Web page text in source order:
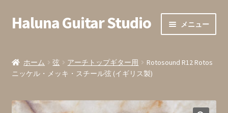
ナ
ビ
ー
シ
へ
コ
ン
ン
ツ
キ
Haluna Guitar Studio メニュー
会員登録
全ての商品
ホーム 弦 アーチトップギター用
Rotosound R12 Rotos
ニッケル・メッキ・スチール弦 (イギリス製)